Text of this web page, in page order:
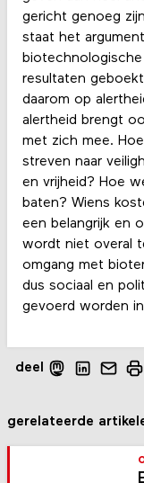
gericht genoeg
staat het
resultaten
daarom op
alertheid brengt
met zich mee.
streven naar
en vrijheid? Hoe
baten? Wiens
een belangrijk en
wordt niet overal
omgang met
dus sociaal en
gevoerd worden
deel
gerelateerde